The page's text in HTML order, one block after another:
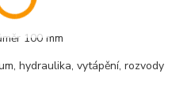
100 mm
hydraulika, vytápění, rozvody